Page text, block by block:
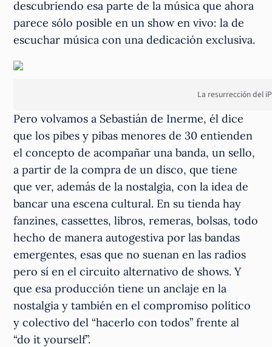
descubriendo esa parte de la música que ahora
parece sólo posible en un show en vivo: la de
escuchar música con una dedicación exclusiva.
La resurrección del
Pero volvamos a Sebastián de Inerme, él dice
que los pibes y pibas menores de 30 entienden
el concepto de acompañar una banda, un sello,
a partir de la compra de un disco, que tiene
que ver, además de la nostalgia, con la idea de
bancar una escena cultural. En su tienda hay
fanzines, cassettes, libros, remeras, bolsas, todo
hecho de manera autogestiva por las bandas
emergentes, esas que no suenan en las radios
pero sí en el circuito alternativo de shows. Y
que esa producción tiene un anclaje en la
nostalgia y también en el compromiso político
y colectivo del “hacerlo con todos” frente al
“do it yourself”.